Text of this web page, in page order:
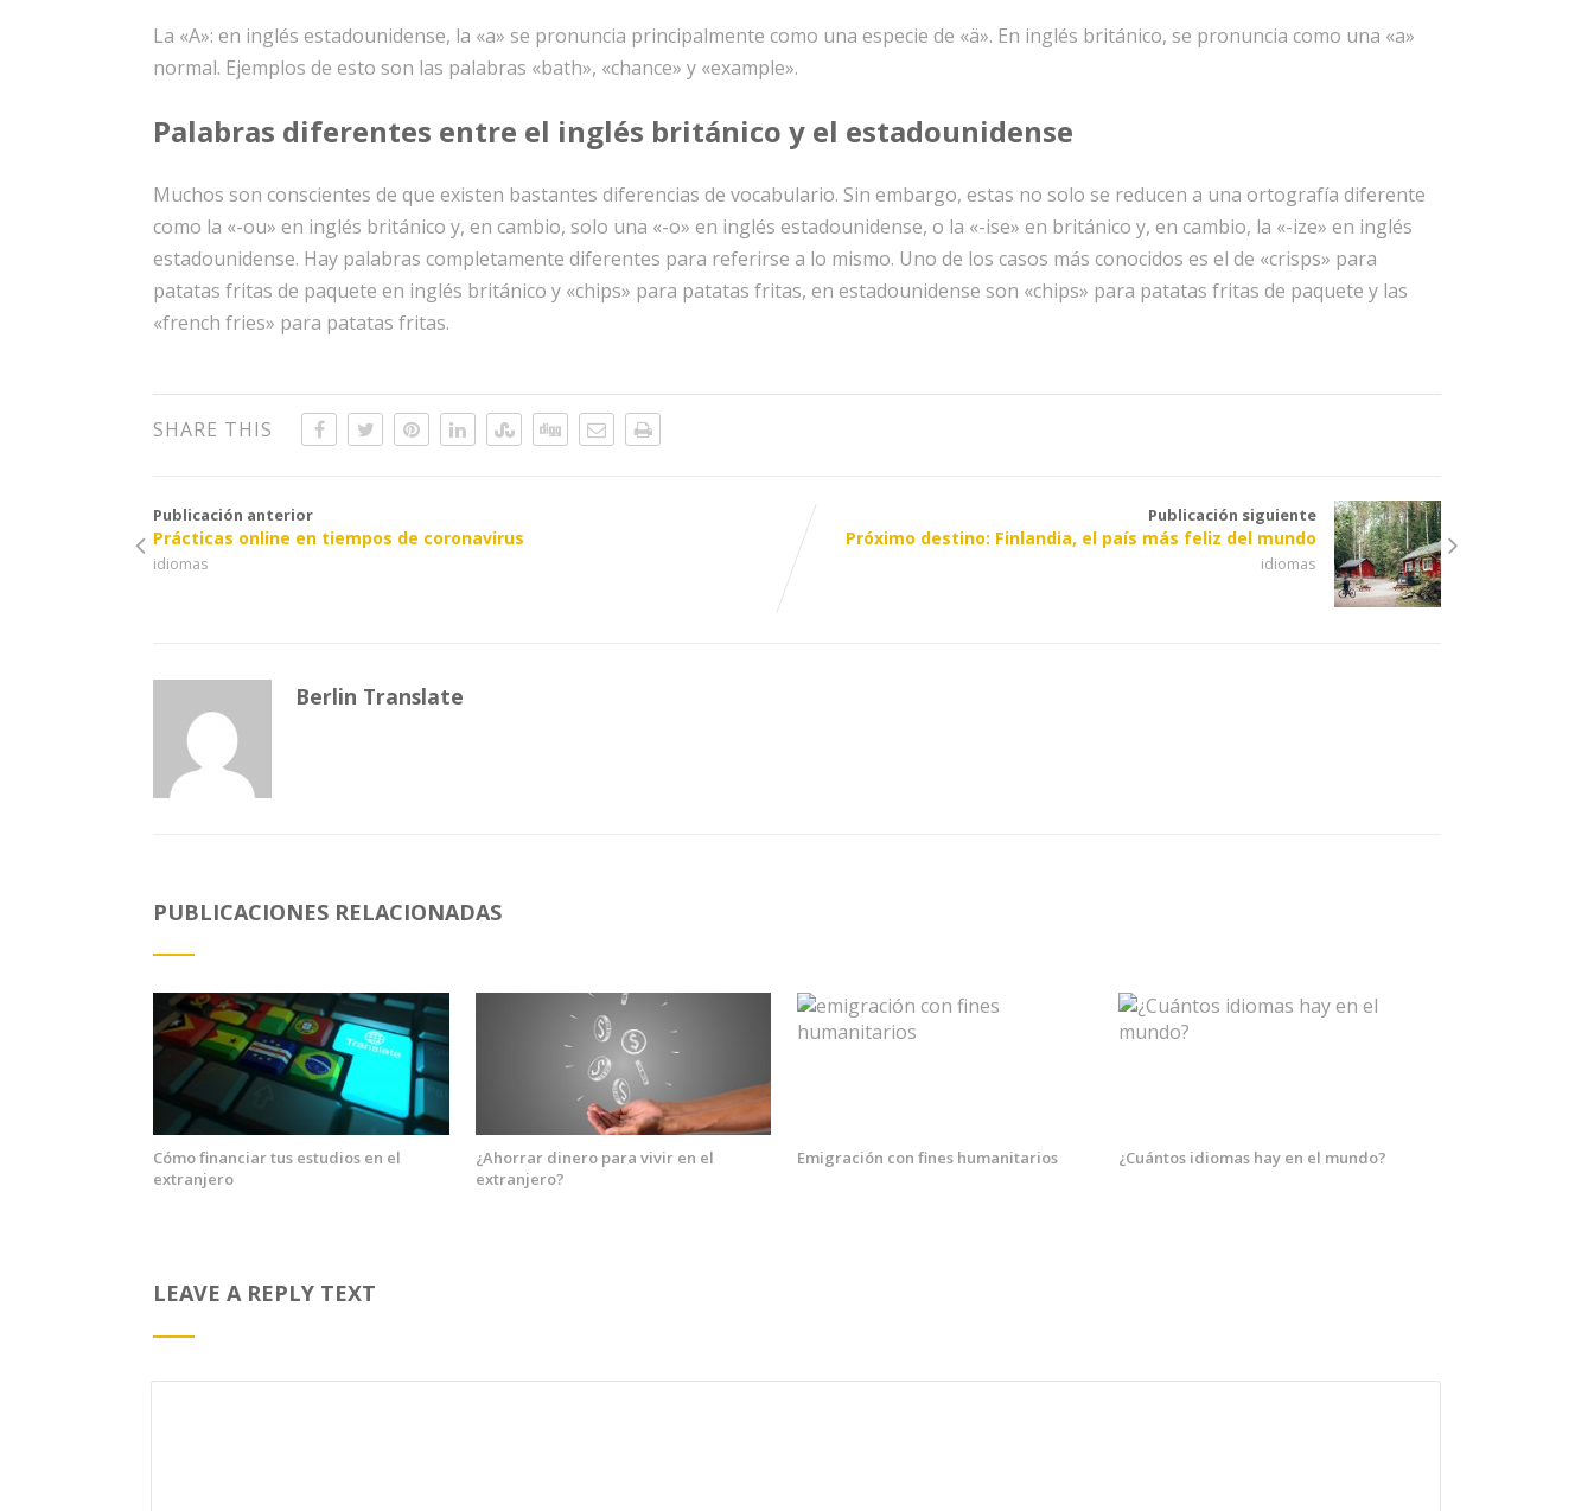
La «A»: en inglés estadounidense, la «a» se pronuncia principalmente como una especie de «ä». En inglés británico, se pronuncia como una «a»
normal. Ejemplos de esto son las palabras «bath», «chance» y «example».
Palabras diferentes entre el inglés británico y el estadounidense
Muchos son conscientes de que existen bastantes diferencias de vocabulario. Sin embargo, estas no solo se reducen a una ortografía diferente
como la «-ou» en inglés británico y, en cambio, solo una «-o» en inglés estadounidense, o la «-ise» en británico y, en cambio, la «-ize» en inglés
estadounidense. Hay palabras completamente diferentes para referirse a lo mismo. Uno de los casos más conocidos es el de «crisps» para
patatas fritas de paquete en inglés británico y «chips» para patatas fritas, en estadounidense son «chips» para patatas fritas de paquete y las
«french fries» para patatas fritas.
SHARE THIS
Publicación anterior
Prácticas online en tiempos de coronavirus
idiomas
Publicación siguiente
Próximo destino: Finlandia, el país más feliz del mundo
idiomas
Berlin Translate
PUBLICACIONES RELACIONADAS
Cómo financiar tus estudios en el
extranjero
¿Ahorrar dinero para vivir en el
extranjero?
Emigración con fines humanitarios ¿Cuántos idiomas hay en el mundo?
LEAVE A REPLY TEXT